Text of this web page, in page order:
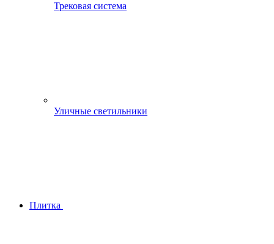
Трековая система
Уличные светильники
Плитка